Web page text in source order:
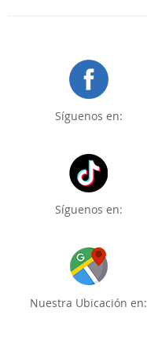
Síguenos en:
Síguenos en:
Nuestra Ubicación en: